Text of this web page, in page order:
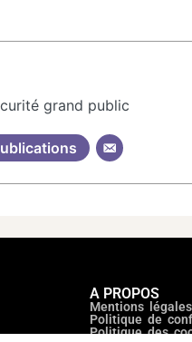
grand public
A PROPOS
Mentions légales
Politique de
Politique des